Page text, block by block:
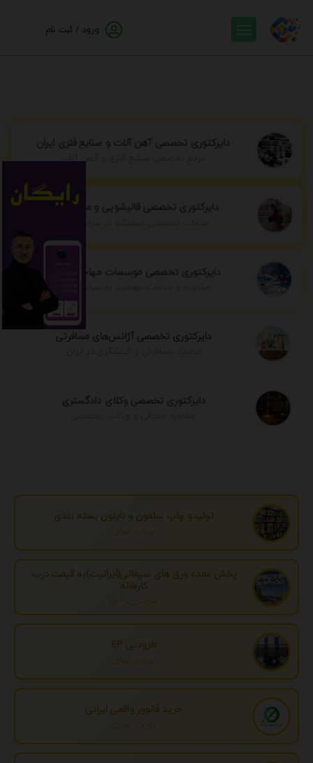
ورود / ثبت نام
دایرکتوری تخصصی آهن آلات و صنایع فلزی ایران
مرجع تخصصی صنایع فلزی و آهن آلات
دایرکتوری تخصصی قالیشویی و مبل شویی
دایرکتوری تخصصی موسسات مهاجرتی ایران
مشاوره و خدمات مهاجرت به سراسر جهان
دایرکتوری تخصصی آژانس‌های مسافرتی
دایرکتوری تخصصی وکلای دادگستری
تولیدو چاپ سلفون و نایلون بسته بندی
تهران، تهران
پخش عمده ورق های سیمانی(ایرانیت)به قیمت درب
کارخانه
مازندران، آمل
افزودنی EP
تهران، تهران
خرید فالوور واقعی ایرانی
تهران، تهران